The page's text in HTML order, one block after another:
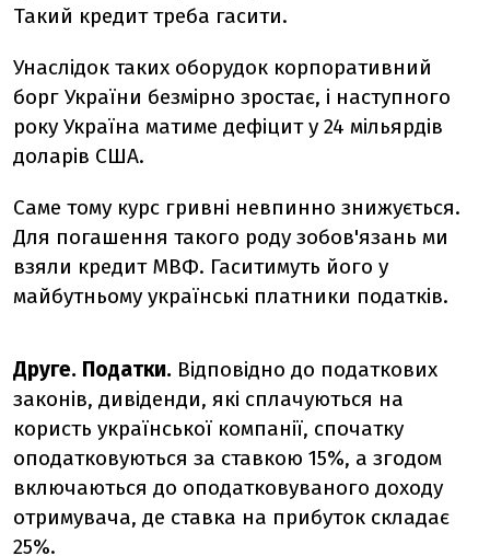
Такий кредит треба гасити.
Унаслідок таких оборудок корпоративний
борг України безмірно зростає, і наступного
року Україна матиме дефіцит у 24 мільярдів
доларів США.
Саме тому курс гривні невпинно знижується.
Для погашення такого роду зобов'язань ми
взяли кредит МВФ. Гаситимуть його у
майбутньому українські платники податків.
Друге. Податки. Відповідно до податкових
законів, дивіденди, які сплачуються на
користь української компанії, спочатку
оподатковуються за ставкою 15%, а згодом
включаються до оподатковуваного доходу
отримувача, де ставка на прибуток складає
25%.